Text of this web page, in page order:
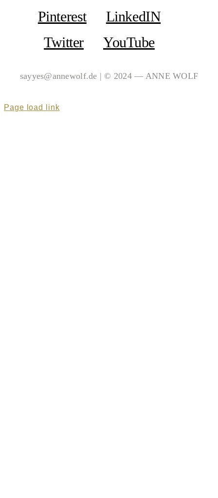
Pinterest
LinkedIN
Twitter
YouTube
sayyes@annewolf.de | © 2024 — ANNE WOLF
Page load link